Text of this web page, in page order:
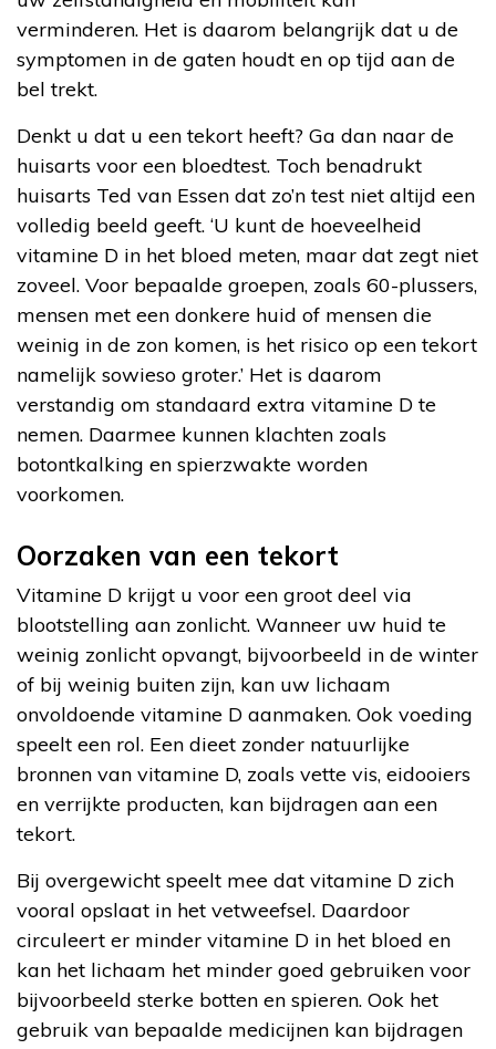
verminderen. Het is daarom belangrijk dat u de
symptomen in de gaten houdt en op tijd aan de
bel trekt.
Denkt u dat u een tekort heeft? Ga dan naar de
huisarts voor een bloedtest. Toch benadrukt
huisarts Ted van Essen dat zo’n test niet altijd een
volledig beeld geeft. ‘U kunt de hoeveelheid
vitamine D in het bloed meten, maar dat zegt niet
zoveel. Voor bepaalde groepen, zoals 60-plussers,
mensen met een donkere huid of mensen die
weinig in de zon komen, is het risico op een tekort
namelijk sowieso groter.’ Het is daarom
verstandig om standaard extra vitamine D te
nemen. Daarmee kunnen klachten zoals
botontkalking en spierzwakte worden
voorkomen.
Oorzaken van een tekort
Vitamine D krijgt u voor een groot deel via
blootstelling aan zonlicht. Wanneer uw huid te
weinig zonlicht opvangt, bijvoorbeeld in de winter
of bij weinig buiten zijn, kan uw lichaam
onvoldoende vitamine D aanmaken. Ook voeding
speelt een rol. Een dieet zonder natuurlijke
bronnen van vitamine D, zoals vette vis, eidooiers
en verrijkte producten, kan bijdragen aan een
tekort.
Bij overgewicht speelt mee dat vitamine D zich
vooral opslaat in het vetweefsel. Daardoor
circuleert er minder vitamine D in het bloed en
kan het lichaam het minder goed gebruiken voor
bijvoorbeeld sterke botten en spieren. Ook het
gebruik van bepaalde medicijnen kan bijdragen